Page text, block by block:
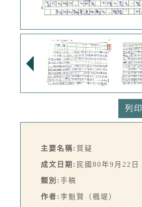
列印
主要名稱: 質疑
成文日期: 民國80年9月22日
類別: 手稿
作者: 李魁賢（楓堤）